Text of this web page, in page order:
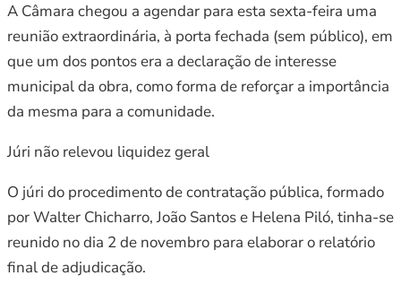
A Câmara chegou a agendar para esta sexta-feira uma
reunião extraordinária, à porta fechada (sem público), em
que um dos pontos era a declaração de interesse
municipal da obra, como forma de reforçar a importância
da mesma para a comunidade.
Júri não relevou liquidez geral
O júri do procedimento de contratação pública, formado
por Walter Chicharro, João Santos e Helena Piló, tinha-se
reunido no dia 2 de novembro para elaborar o relatório
final de adjudicação.